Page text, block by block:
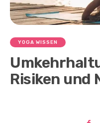
YOGA WISSEN
Risiken und